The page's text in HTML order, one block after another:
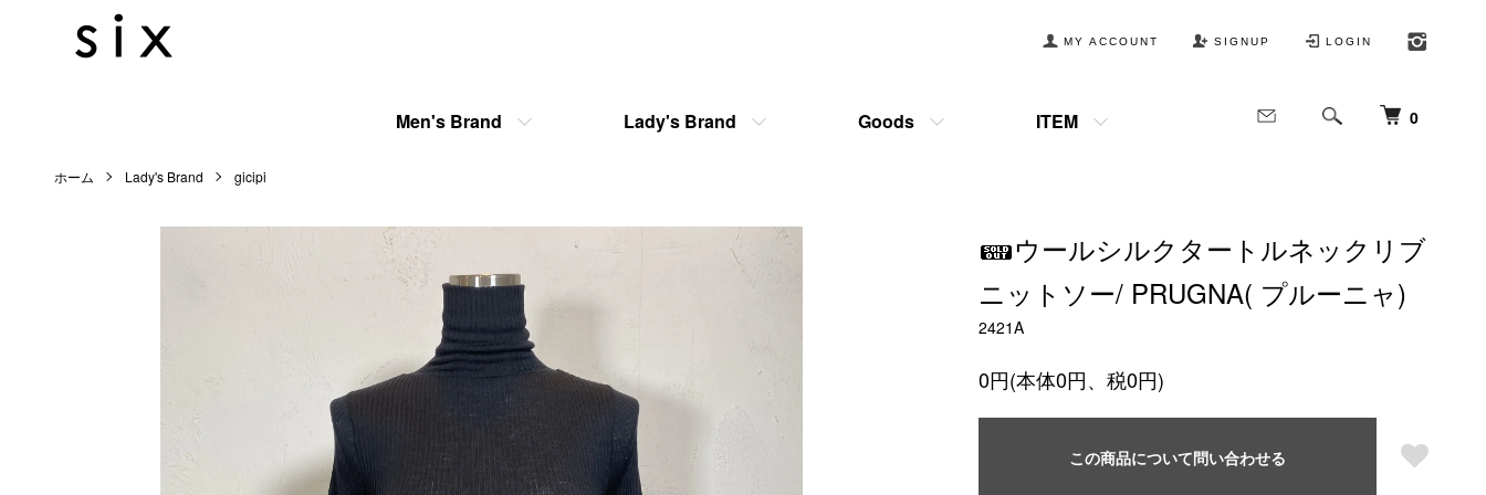
0
Men's Brand Lady's Brand Goods ITEM
MY ACCOUNT SIGNUP LOGIN
ホーム Lady's Brand gicipi
ウールシルクタートルネックリブ
ニットソー/ PRUGNA( プルーニャ)
2421A
0円(本体0円、税0円)
この商品について問い合わせる